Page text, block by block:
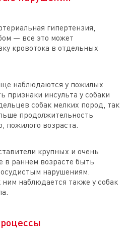
гипертензия,
— все это может
кровотока в отдельных
наблюдаются у пожилых
признаки инсульта у собаки
собак мелких пород, так
продолжительность
пожилого возраста.
крупных и очень
в раннем возрасте быть
нарушениям.
наблюдается также у собак